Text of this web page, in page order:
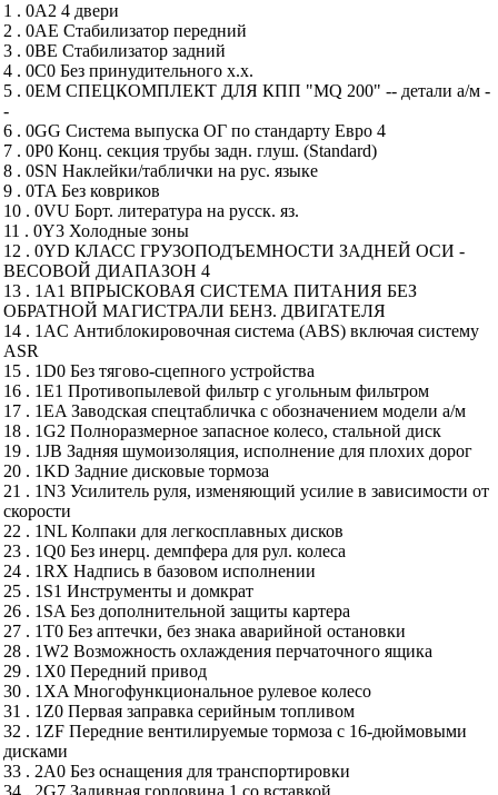
1 . 0A2 4 двери
2 . 0AE Стабилизатор передний
3 . 0BE Стабилизатор задний
4 . 0C0 Без принудительного х.х.
5 . 0EM СПЕЦКОМПЛЕКТ ДЛЯ КПП "MQ 200" -- детали а/м -
-
6 . 0GG Система выпуска ОГ по стандарту Евро 4
7 . 0P0 Конц. секция трубы задн. глуш. (Standard)
8 . 0SN Наклейки/таблички на рус. языке
9 . 0TA Без ковриков
10 . 0VU Борт. литература на русск. яз.
11 . 0Y3 Холодные зоны
12 . 0YD КЛАСС ГРУЗОПОДЪЕМНОСТИ ЗАДНЕЙ ОСИ -
ВЕСОВОЙ ДИАПАЗОН 4
13 . 1A1 ВПРЫСКОВАЯ СИСТЕМА ПИТАНИЯ БЕЗ
ОБРАТНОЙ МАГИСТРАЛИ БЕНЗ. ДВИГАТЕЛЯ
14 . 1AC Антиблокировочная система (ABS) включая систему
ASR
15 . 1D0 Без тягово-сцепного устройства
16 . 1E1 Противопылевой фильтр с угольным фильтром
17 . 1EA Заводская спецтабличка с обозначением модели а/м
18 . 1G2 Полноразмерное запасное колесо, стальной диск
19 . 1JB Задняя шумоизоляция, исполнение для плохих дорог
20 . 1KD Задние дисковые тормоза
21 . 1N3 Усилитель руля, изменяющий усилие в зависимости от
скорости
22 . 1NL Колпаки для легкосплавных дисков
23 . 1Q0 Без инерц. демпфера для рул. колеса
24 . 1RX Надпись в базовом исполнении
25 . 1S1 Инструменты и домкрат
26 . 1SA Без дополнительной защиты картера
27 . 1T0 Без аптечки, без знака аварийной остановки
28 . 1W2 Возможность охлаждения перчаточного ящика
29 . 1X0 Передний привод
30 . 1XA Многофункциональное рулевое колесо
31 . 1Z0 Первая заправка серийным топливом
32 . 1ZF Передние вентилируемые тормоза с 16-дюймовыми
дисками
33 . 2A0 Без оснащения для транспортировки